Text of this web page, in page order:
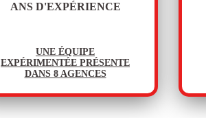
ANS D'EXPÉRIENCE
UNE ÉQUIPE
EXPÉRIMENTÉE PRÉSENTE
DANS 8 AGENCES